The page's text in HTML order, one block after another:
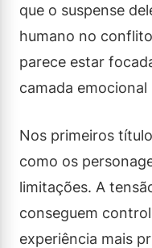
que o suspense
humano no
parece estar
camada emocional
Nos primeiros
como os
limitações. A
conseguem
experiência mais